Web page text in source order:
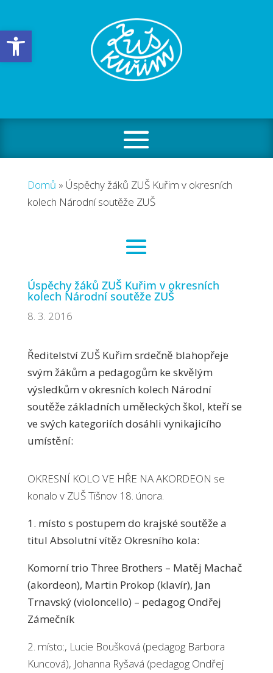
Open toolbar
Domů » Úspěchy žáků ZUŠ Kuřim v okresních
kolech Národní soutěže ZUŠ
Úspěchy žáků ZUŠ Kuřim v okresních
kolech Národní soutěže ZUŠ
8. 3. 2016
Ředitelství ZUŠ Kuřim srdečně blahopřeje
svým žákům a pedagogům ke skvělým
výsledkům v okresních kolech Národní
soutěže základních uměleckých škol, kteří se
ve svých kategoriích dosáhli vynikajicího
umístění:
OKRESNÍ KOLO VE HŘE NA AKORDEON se
konalo v ZUŠ Tišnov 18. února.
1. místo s postupem do krajské soutěže a
titul Absolutní vítěz Okresního kola:
Komorní trio Three Brothers – Matěj Machač
(akordeon), Martin Prokop (klavír), Jan
Trnavský (violoncello) – pedagog Ondřej
Zámečník
2. místo:, Lucie Boušková (pedagog Barbora
Kuncová), Johanna Ryšavá (pedagog Ondřej